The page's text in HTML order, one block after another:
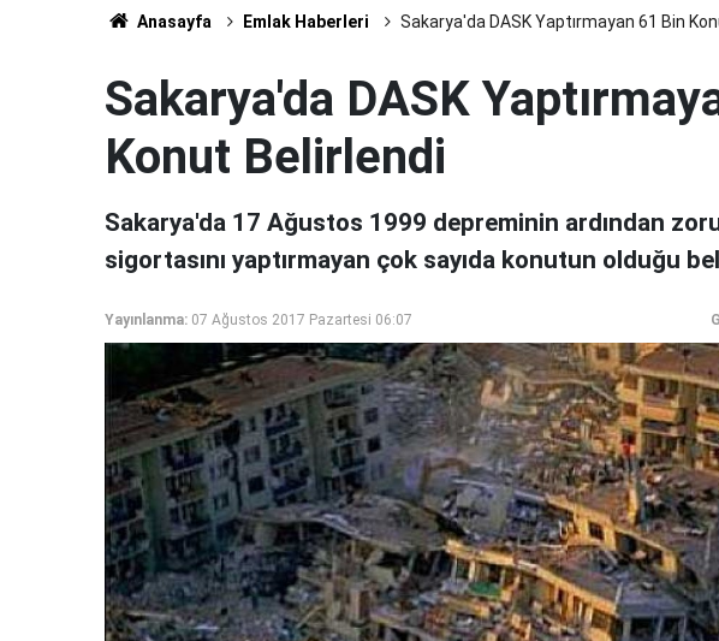
Anasayfa Emlak Haberleri Sakarya'da DASK Yaptırmayan 61 Bin
Sakarya'da DASK
Konut Belirlendi
Sakarya'da 17 Ağustos 1999 depreminin ardından
sigortasını yaptırmayan çok sayıda konutun olduğu
Yayınlanma: 07 Ağustos 2017 Pazartesi 06:07